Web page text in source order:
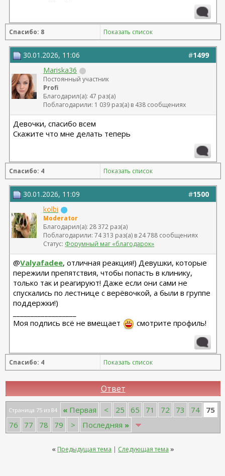
Спасибо: 8 Показать список
#1499
30.01.2026, 11:06
Mariska36
Постоянный участник
Profi
Благодарил(а): 47 раз(а)
Поблагодарили: 1 039 раз(а) в 438 сообщениях
Девочки, спасибо всем
Скажите что мне делать теперь
Спасибо: 4 Показать список
#1500
30.01.2026, 11:09
kolbi
Moderator
Благодарил(а): 28 372 раз(а)
Поблагодарили: 74 313 раз(а) в 24 788 сообщениях
Статус: Форумный маг «благодарок»
@Valyafadee, отличная реакция!) Девушки, которые
пережили препятствия, чтобы попасть в клинику,
только так и реагируют! Даже если они сами не
спускались по лестнице с верёвочкой, а были в группе
поддержки!)
Моя подпись всё не вмещает
смотрите профиль!
Спасибо: 4 Показать список
Ответ
Страница 75 из 84 « Первая < 25 65 71 72 73 74
75
76
77 78 79 > Последняя »
« Предыдущая тема | Следующая тема »